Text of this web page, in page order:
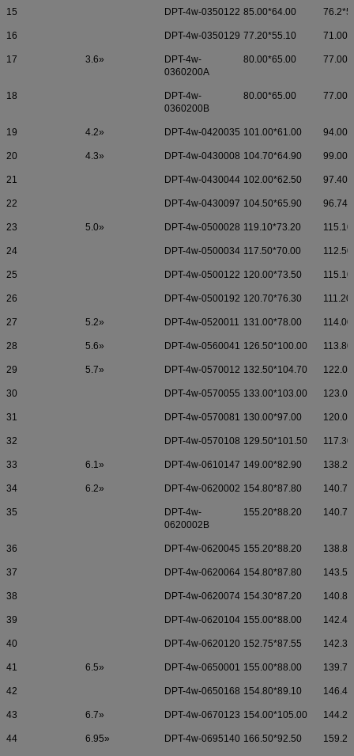
15 DPT-4w-0350122 85.00*64.00
16 DPT-4w-0350129 77.20*55.10
17 3.6»
DPT-4w-
0360200A
80.00*65.00
18
DPT-4w-
0360200B
80.00*65.00
19 4.2» DPT-4w-0420035 101.00*61.00
20 4.3» DPT-4w-0430008 104.70*64.90
21 DPT-4w-0430044 102.00*62.50
22 DPT-4w-0430097 104.50*65.90
23 5.0» DPT-4w-0500028 119.10*73.20
24 DPT-4w-0500034 117.50*70.00
25 DPT-4w-0500122 120.00*73.50
26 DPT-4w-0500192 120.70*76.30
27 5.2» DPT-4w-0520011 131.00*78.00
28 5.6» DPT-4w-0560041 126.50*100.00
29 5.7» DPT-4w-0570012 132.50*104.70
30 DPT-4w-0570055 133.00*103.00
31 DPT-4w-0570081 130.00*97.00
32 DPT-4w-0570108 129.50*101.50
33 6.1» DPT-4w-0610147 149.00*82.90
34 6.2» DPT-4w-0620002 154.80*87.80
35
DPT-4w-
0620002B
155.20*88.20
36 DPT-4w-0620045 155.20*88.20
37 DPT-4w-0620064 154.80*87.80
38 DPT-4w-0620074 154.30*87.20
39 DPT-4w-0620104 155.00*88.00
40 DPT-4w-0620120 152.75*87.55
41 6.5» DPT-4w-0650001 155.00*88.00
42 DPT-4w-0650168 154.80*89.10
43 6.7» DPT-4w-0670123 154.00*105.00
44 6.95» DPT-4w-0695140 166.50*92.50